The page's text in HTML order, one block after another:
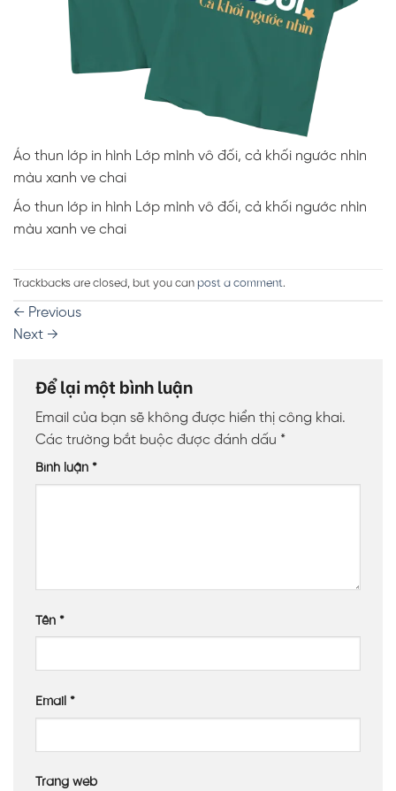
Áo thun lớp in hình Lớp mình vô đối, cả khối ngước nhìn
màu xanh ve chai
Áo thun lớp in hình Lớp mình vô đối, cả khối ngước nhìn
màu xanh ve chai
Trackbacks are closed, but you can post a comment.
← Previous
Next →
Để lại một bình luận
Email của bạn sẽ không được hiển thị công khai.
Các trường bắt buộc được đánh dấu *
Bình luận *
Tên *
Email *
Trang web